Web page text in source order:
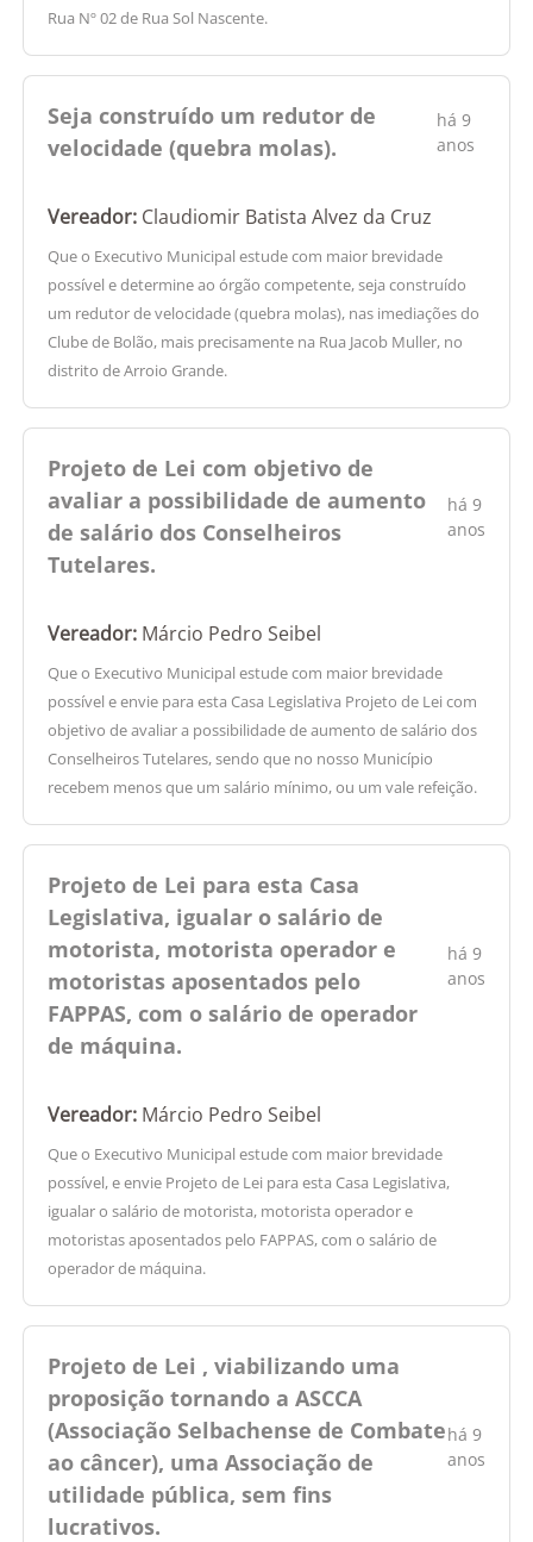
Rua Nº 02 de Rua Sol Nascente.
Seja construído um redutor de
velocidade (quebra molas).
há 9
anos
Vereador: Claudiomir Batista Alvez da Cruz
Que o Executivo Municipal estude com maior brevidade
possível e determine ao órgão competente, seja construído
um redutor de velocidade (quebra molas), nas imediações do
Clube de Bolão, mais precisamente na Rua Jacob Muller, no
distrito de Arroio Grande.
Projeto de Lei com objetivo de
avaliar a possibilidade de aumento
de salário dos Conselheiros
Tutelares.
há 9
anos
Vereador: Márcio Pedro Seibel
Que o Executivo Municipal estude com maior brevidade
possível e envie para esta Casa Legislativa Projeto de Lei com
objetivo de avaliar a possibilidade de aumento de salário dos
Conselheiros Tutelares, sendo que no nosso Município
recebem menos que um salário mínimo, ou um vale refeição.
Projeto de Lei para esta Casa
Legislativa, igualar o salário de
motorista, motorista operador e
motoristas aposentados pelo
FAPPAS, com o salário de operador
de máquina.
há 9
anos
Vereador: Márcio Pedro Seibel
Que o Executivo Municipal estude com maior brevidade
possível, e envie Projeto de Lei para esta Casa Legislativa,
igualar o salário de motorista, motorista operador e
motoristas aposentados pelo FAPPAS, com o salário de
operador de máquina.
Projeto de Lei , viabilizando uma
proposição tornando a ASCCA
(Associação Selbachense de Combate
ao câncer), uma Associação de
utilidade pública, sem fins
lucrativos.
há 9
anos